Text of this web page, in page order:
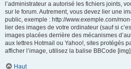
l’administrateur a autorisé les fichiers joints,
sur le forum. Autrement, vous devez lier une
public, exemple : http://www.exemple.com/
lier des images de votre ordinateur (sauf si
images placées derrière des mécanismes
aux lettres Hotmail ou Yahoo!, sites protégés
afficher l’image, utilisez la balise BBCode
Haut